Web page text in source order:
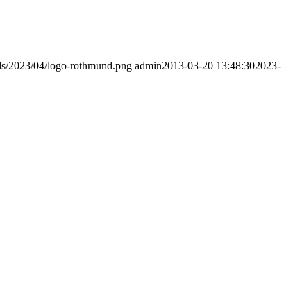
2023/04/logo-rothmund.png admin2013-03-20 13:48:302023-